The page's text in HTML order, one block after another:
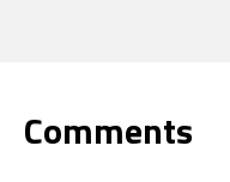
Comments